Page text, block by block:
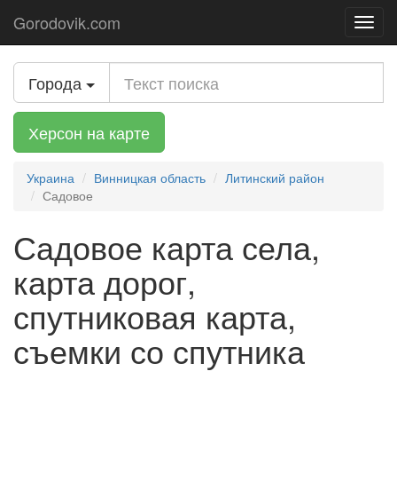
Gorodovik.com
Города
Херсон на карте
Украина Винницкая область
Литинский район
Садовое
Садовое карта села,
карта дорог,
спутниковая карта,
съемки со спутника